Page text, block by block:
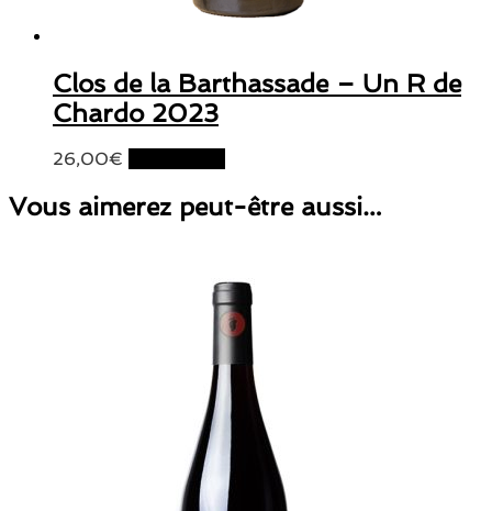
Clos de la Barthassade – Un R de
Chardo 2023
26,00€
Vous aimerez peut-être aussi…